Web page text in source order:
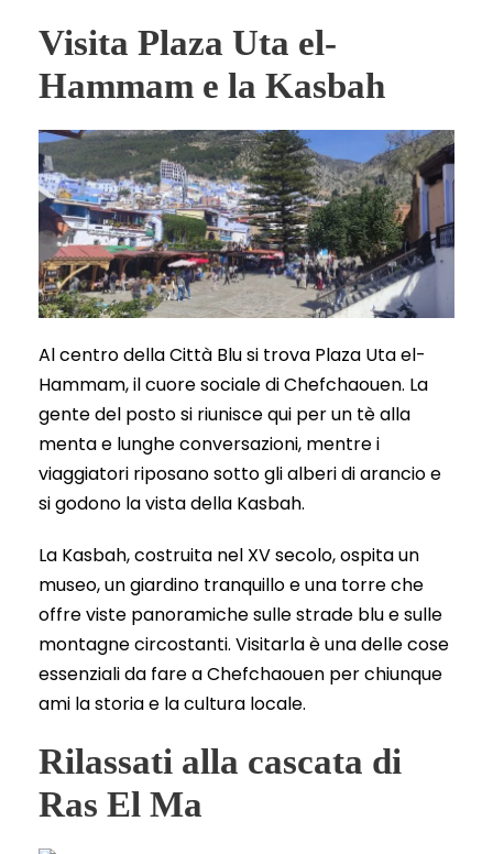
Visita Plaza Uta el-
Hammam e la Kasbah
Al centro della Città Blu si trova Plaza Uta el-
Hammam, il cuore sociale di Chefchaouen. La
gente del posto si riunisce qui per un tè alla
menta e lunghe conversazioni, mentre i
viaggiatori riposano sotto gli alberi di arancio e
si godono la vista della Kasbah.
La Kasbah, costruita nel XV secolo, ospita un
museo, un giardino tranquillo e una torre che
offre viste panoramiche sulle strade blu e sulle
montagne circostanti. Visitarla è una delle cose
essenziali da fare a Chefchaouen per chiunque
ami la storia e la cultura locale.
Rilassati alla cascata di
Ras El Ma